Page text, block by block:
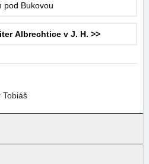
pod Bukovou
Albrechtice v J. H. >>
Tobiáš